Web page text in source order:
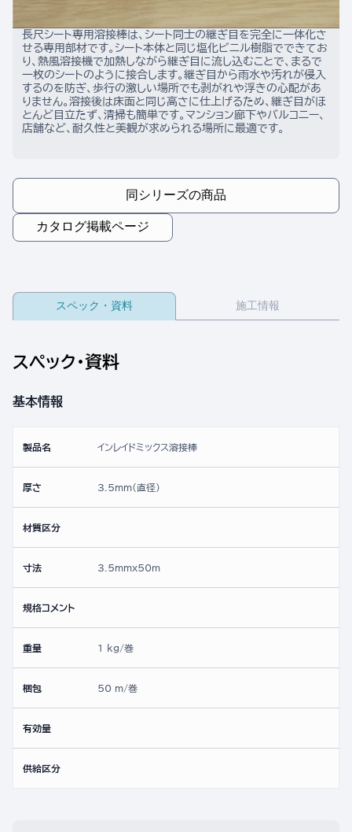
長尺シート専用溶接棒は、シート同士の継ぎ目を完全に一体化さ
せる専用部材です。シート本体と同じ塩化ビニル樹脂でできてお
り、熱風溶接機で加熱しながら継ぎ目に流し込むことで、まるで
一枚のシートのように接合します。継ぎ目から雨水や汚れが侵入
するのを防ぎ、歩行の激しい場所でも剥がれや浮きの心配があ
りません。溶接後は床面と同じ高さに仕上げるため、継ぎ目がほ
とんど目立たず、清掃も簡単です。マンション廊下やバルコニー、
店舗など、耐久性と美観が求められる場所に最適です。
同シリーズの商品
カタログ掲載ページ
スペック・資料 施工情報
スペック・資料
基本情報
製品名 インレイドミックス溶接棒
厚さ 3.5mm(直径)
材質区分
寸法 3.5mmx50ｍ
規格コメント
重量 1 kg/巻
梱包 50 m/巻
有効量
供給区分